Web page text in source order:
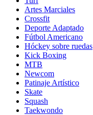
Artes Marciales
Crossfit
Deporte Adaptado
Fútbol Americano
Hóckey sobre ruedas
Kick Boxing
MTB
Newcom
Patinaje Artístico
Skate
Squash
Taekwondo